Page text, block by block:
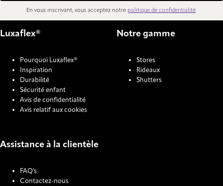
En vous inscrivant, vous acceptez notre politique de confidentialité.
Luxaflex®
Pourquoi Luxaflex®
Inspiration
Durabilité
Sécurité enfant
Avis de confidentialité
Avis relatif aux cookies
Notre gamme
Stores
Rideaux
Shutters
Assistance à la clientèle
FAQ's
Contactez-nous